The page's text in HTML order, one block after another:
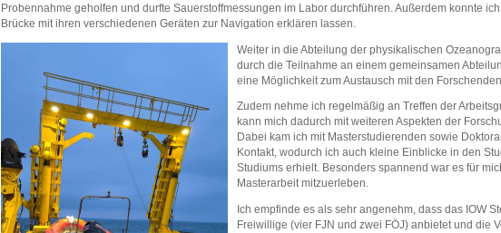
Probennahme geholfen und durfte Sauerstoffmessungen im Labor durchführen. Außerdem konnte
Brücke mit ihren verschiedenen Geräten zur Navigation erklären lassen.
Weiter in die Abteilung der physikalischen
durch die Teilnahme an einem gemeinsamen
eine Möglichkeit zum Austausch mit den Forschenden
Zudem nehme ich regelmäßig an Treffen der
kann mich dadurch mit weiteren Aspekten der
Dabei kam ich mit Masterstudierenden sowie
Kontakt, wodurch ich auch kleine Einblicke in den
Studiums erhielt. Besonders spannend war es für
Masterarbeit mitzuerleben.
Ich empfinde es als sehr angenehm, dass das IOW
Freiwillige (vier FJN und zwei FÖJ) anbietet und die